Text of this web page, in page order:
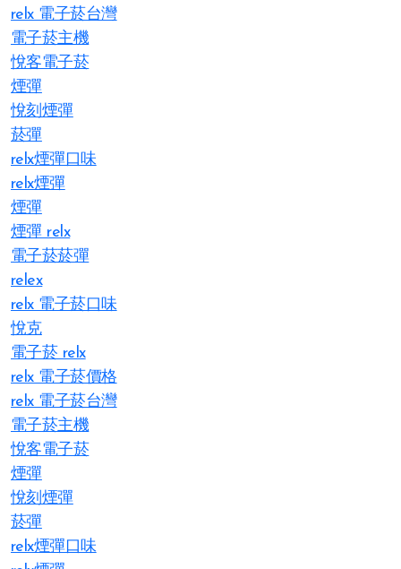
relx 電子菸台灣
電子菸主機
悅客電子菸
煙彈
悅刻煙彈
菸彈
relx煙彈口味
relx煙彈
煙彈
煙彈 relx
電子菸菸彈
relex
relx 電子菸口味
悅克
電子菸 relx
relx 電子菸價格
relx 電子菸台灣
電子菸主機
悅客電子菸
煙彈
悅刻煙彈
菸彈
relx煙彈口味